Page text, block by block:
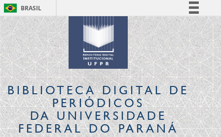
BRASIL
Simplifique!
Comunica BR
Participe
Acesso à informação
Legislação
Canais
BIBLIOTECA DIGITALDE
PERIÓDICOS
DA UNIVERSIDADE
FEDERAL DO PARANÁ